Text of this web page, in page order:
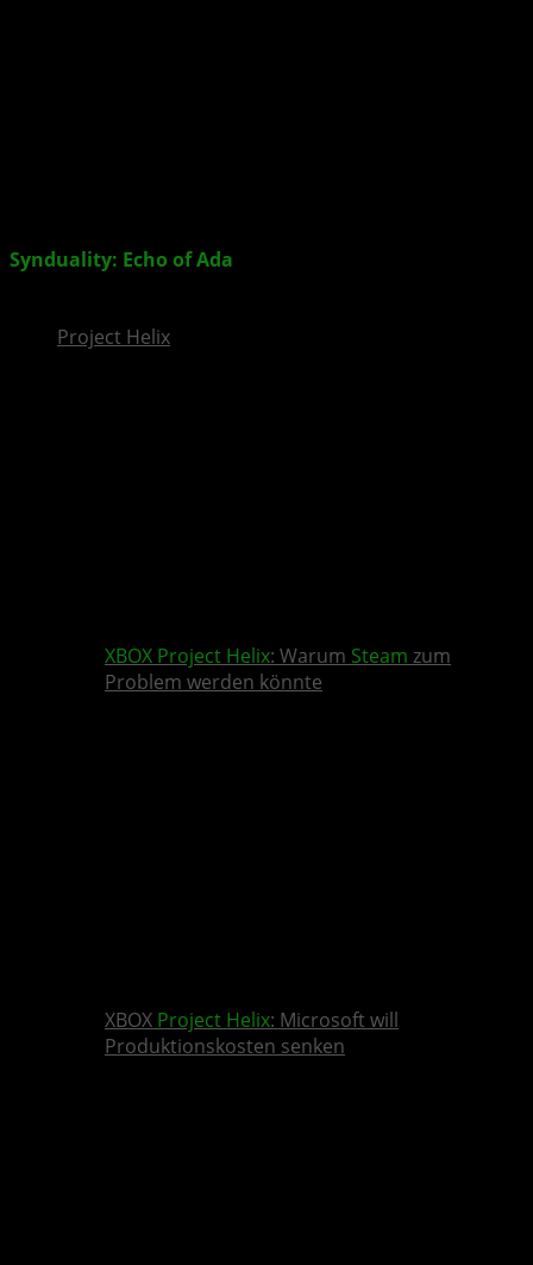
Synduality: Echo of Ada
Project Helix
XBOX Project Helix: Warum Steam zum
Problem werden könnte
XBOX Project Helix: Microsoft will
Produktionskosten senken